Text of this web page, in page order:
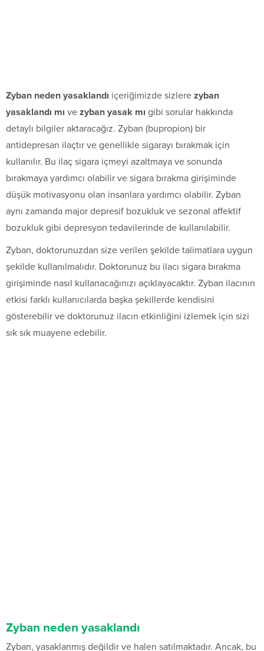
Zyban neden yasaklandı içeriğimizde sizlere zyban
yasaklandı mı ve zyban yasak mı gibi sorular hakkında
detaylı bilgiler aktaracağız. Zyban (bupropion) bir
antidepresan ilaçtır ve genellikle sigarayı bırakmak için
kullanılır. Bu ilaç sigara içmeyi azaltmaya ve sonunda
bırakmaya yardımcı olabilir ve sigara bırakma girişiminde
düşük motivasyonu olan insanlara yardımcı olabilir. Zyban
aynı zamanda major depresif bozukluk ve sezonal affektif
bozukluk gibi depresyon tedavilerinde de kullanılabilir.
Zyban, doktorunuzdan size verilen şekilde talimatlara uygun
şekilde kullanılmalıdır. Doktorunuz bu ilacı sigara bırakma
girişiminde nasıl kullanacağınızı açıklayacaktır. Zyban ilacının
etkisi farklı kullanıcılarda başka şekillerde kendisini
gösterebilir ve doktorunuz ilacın etkinliğini izlemek için sizi
sık sık muayene edebilir.
Zyban neden yasaklandı
Zyban, yasaklanmış değildir ve halen satılmaktadır. Ancak, bu